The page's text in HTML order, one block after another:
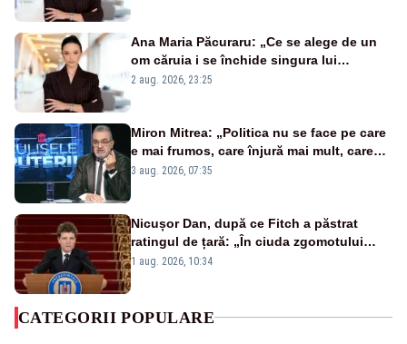
Ana Maria Păcuraru: „Ce se alege de un
om căruia i se închide singura lui
portiță?”
2 aug. 2026, 23:25
Miron Mitrea: „Politica nu se face pe care
e mai frumos, care înjură mai mult, care
țipă mai tare, ci pe proiecte”
3 aug. 2026, 07:35
Nicușor Dan, după ce Fitch a păstrat
ratingul de țară: „În ciuda zgomotului
politic, România funcționează”
1 aug. 2026, 10:34
CATEGORII POPULARE